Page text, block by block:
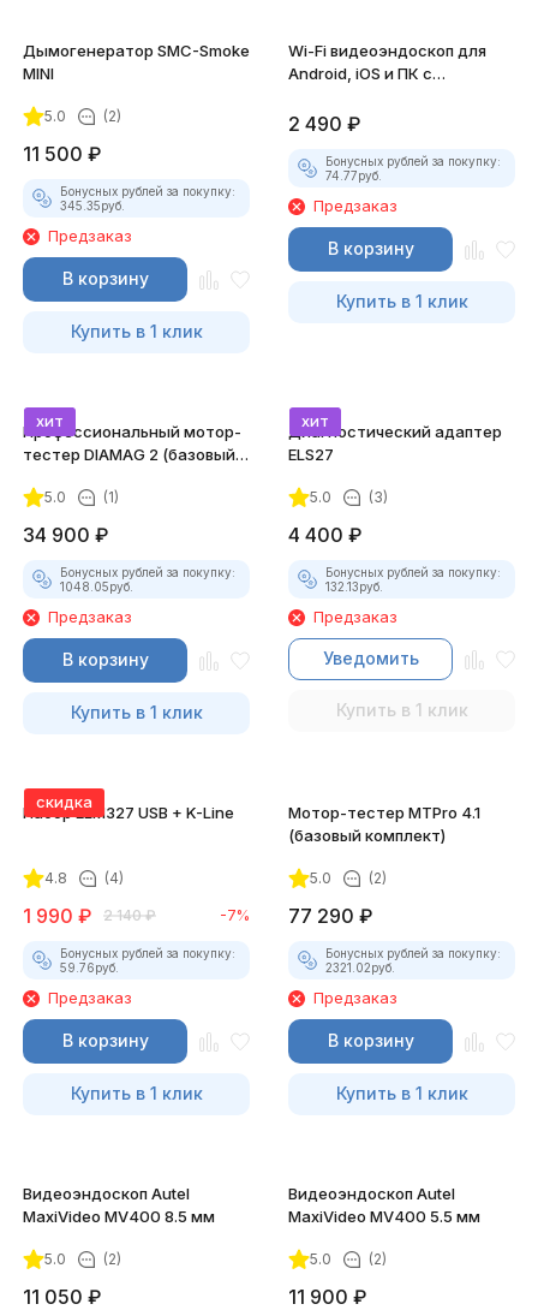
Дымогенератор SMC-Smoke
MINI
5.0 (2)
11 500 ₽
Бонусных рублей за покупку:
345.35руб.
Предзаказ
В корзину
Купить в 1 клик
Wi-Fi видеоэндоскоп для
Android, iOS и ПК с
2 490 ₽
Бонусных рублей за покупку:
74.77руб.
Предзаказ
В корзину
Купить в 1 клик
хит
Профессиональный мотор-
тестер DIAMAG 2 (базовый
5.0 (1)
34 900 ₽
Бонусных рублей за покупку:
1048.05руб.
Предзаказ
В корзину
Купить в 1 клик
хит
Диагностический адаптер
ELS27
5.0 (3)
4 400 ₽
Бонусных рублей за покупку:
132.13руб.
Предзаказ
Уведомить
Купить в 1 клик
скидка
Набор ELM327 USB + K-Line
4.8 (4)
1 990 ₽ 2 140 ₽ -7%
Бонусных рублей за покупку:
59.76руб.
Предзаказ
В корзину
Купить в 1 клик
Мотор-тестер MTPro 4.1
(базовый комплект)
5.0 (2)
77 290 ₽
Бонусных рублей за покупку:
2321.02руб.
Предзаказ
В корзину
Купить в 1 клик
Видеоэндоскоп Autel
MaxiVideo MV400 8.5 мм
5.0 (2)
11 050 ₽
Видеоэндоскоп Autel
MaxiVideo MV400 5.5 мм
5.0 (2)
11 900 ₽